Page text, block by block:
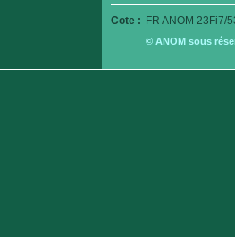
Cote : FR ANOM 23Fi7/
© ANOM sous